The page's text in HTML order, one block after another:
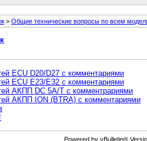
> Общие технические вопросы по всем
ECU D20/D27 с комментариями
ECU E23/E32 с комментариями
АКПП DC 5A/T с комментрариями
АКПП ION (BTRA) с комментариями
Powered by vBulletin®